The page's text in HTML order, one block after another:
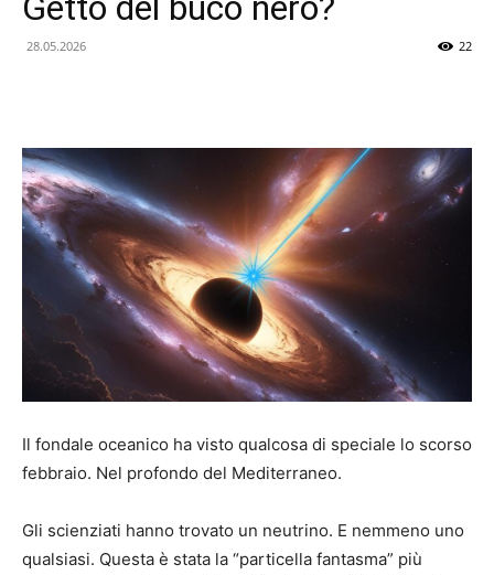
28.05.2026 22
Il fondale oceanico ha visto qualcosa di speciale lo scorso
febbraio. Nel profondo del Mediterraneo.
Gli scienziati hanno trovato un neutrino. E nemmeno uno
qualsiasi. Questa è stata la “particella fantasma” più